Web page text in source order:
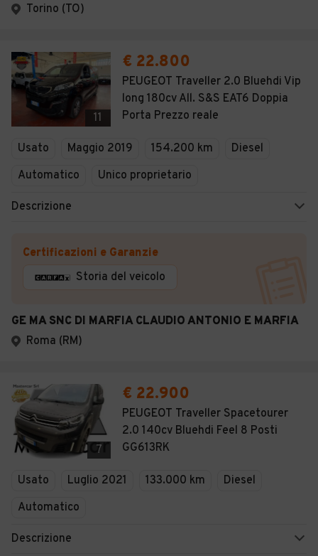
Torino (TO)
11
€ 22.800
PEUGEOT Traveller 2.0 Bluehdi Vip
long 180cv All. S&S EAT6 Doppia
Porta Prezzo reale
Usato Maggio 2019 154.200 km
Diesel
Automatico
Unico proprietario
Descrizione
Certificazioni e Garanzie
Storia del veicolo
GE MA SNC DI MARFIA CLAUDIO ANTONIO E MARFIA
Roma (RM)
7
€ 22.900
PEUGEOT Traveller Spacetourer
2.0 140cv Bluehdi Feel 8 Posti
GG613RK
Usato Luglio 2021 133.000 km
Diesel
Automatico
Descrizione